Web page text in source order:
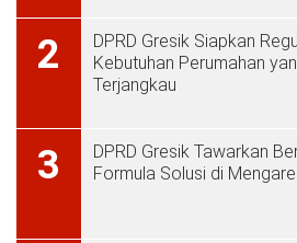
2
DPRD Gresik Siapkan
Kebutuhan Perumahan
Terjangkau
3
DPRD Gresik Tawarkan
Formula Solusi di Mengare